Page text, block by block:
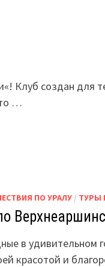
Клуб создан для
…
ПО УРАЛУ/ ТУРЫ
в удивительном
красотой и